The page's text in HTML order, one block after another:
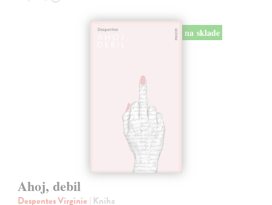
na sklade
Ahoj, debil
Despentes Virginie | Kniha